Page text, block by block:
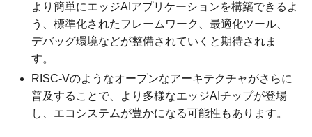
より簡単にエッジAIアプリケーションを構築できるよ
う、標準化されたフレームワーク、最適化ツール、
デバッグ環境などが整備されていくと期待されま
す。
RISC-Vのようなオープンなアーキテクチャがさらに
普及することで、より多様なエッジAIチップが登場
し、エコシステムが豊かになる可能性もあります。